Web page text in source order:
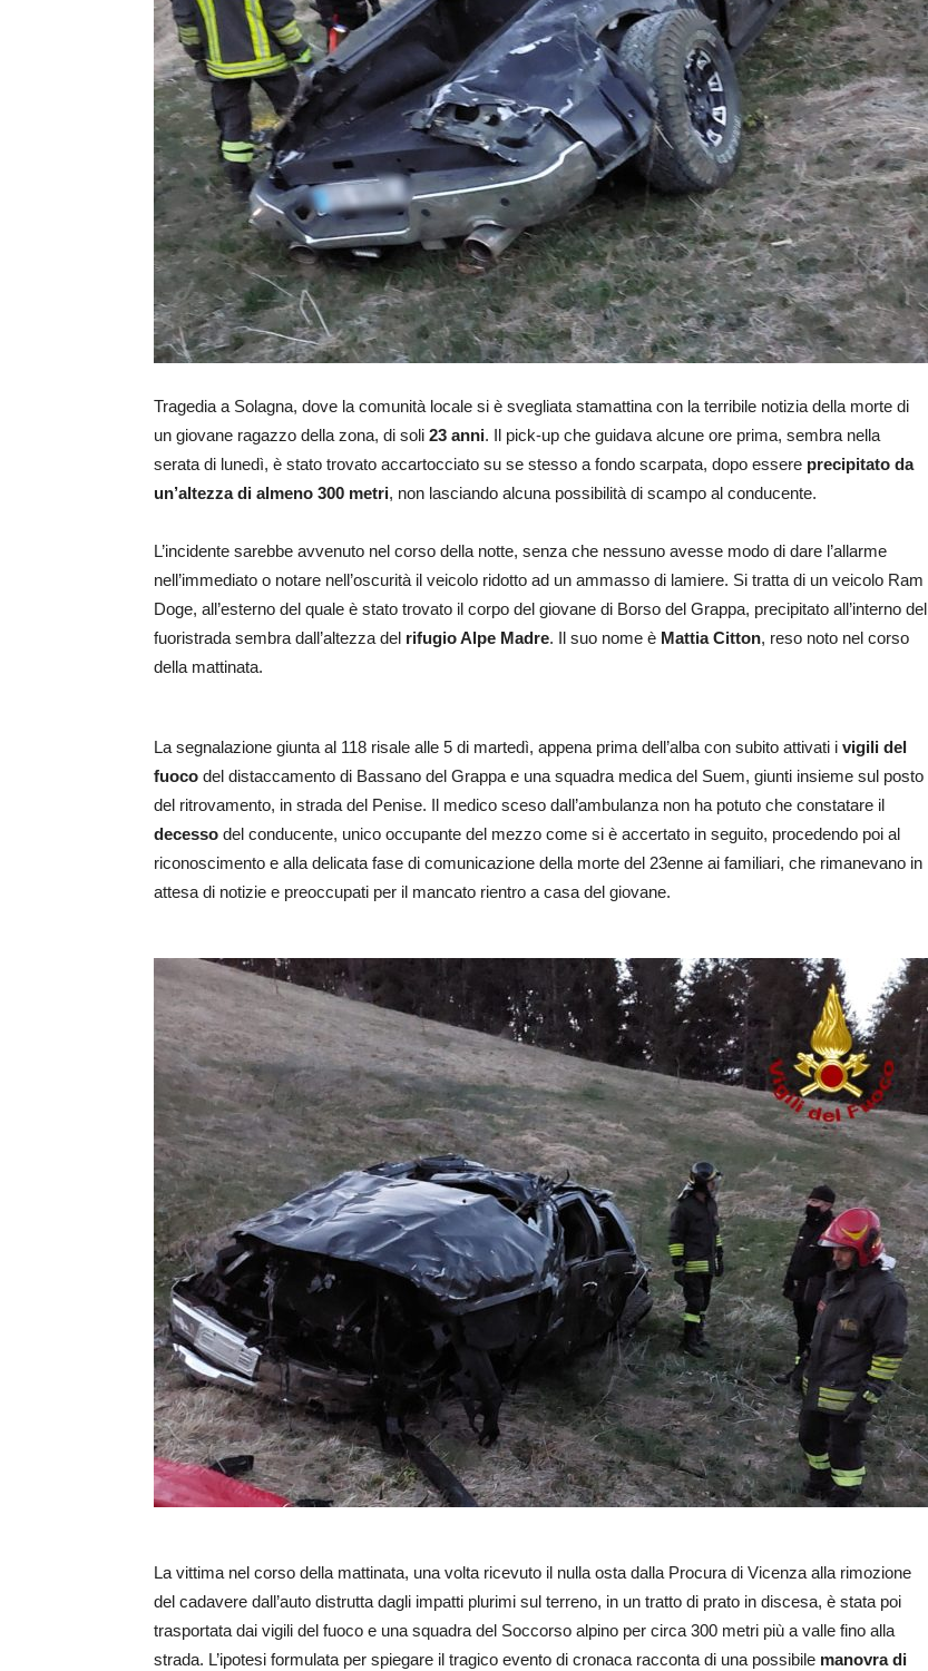
Tragedia a Solagna, dove la comunità locale si è svegliata stamattina con la terribile notizia della morte di
un giovane ragazzo della zona, di soli 23 anni. Il pick-up che guidava alcune ore prima, sembra nella
serata di lunedì, è stato trovato accartocciato su se stesso a fondo scarpata, dopo essere precipitato da
un’altezza di almeno 300 metri, non lasciando alcuna possibilità di scampo al conducente.
L’incidente sarebbe avvenuto nel corso della notte, senza che nessuno avesse modo di dare l’allarme
nell’immediato o notare nell’oscurità il veicolo ridotto ad un ammasso di lamiere. Si tratta di un veicolo Ram
Doge, all’esterno del quale è stato trovato il corpo del giovane di Borso del Grappa, precipitato all’interno del
fuoristrada sembra dall’altezza del rifugio Alpe Madre. Il suo nome è Mattia Citton, reso noto nel corso
della mattinata.
La segnalazione giunta al 118 risale alle 5 di martedì, appena prima dell’alba con subito attivati i vigili del
fuoco del distaccamento di Bassano del Grappa e una squadra medica del Suem, giunti insieme sul posto
del ritrovamento, in strada del Penise. Il medico sceso dall’ambulanza non ha potuto che constatare il
decesso del conducente, unico occupante del mezzo come si è accertato in seguito, procedendo poi al
riconoscimento e alla delicata fase di comunicazione della morte del 23enne ai familiari, che rimanevano in
attesa di notizie e preoccupati per il mancato rientro a casa del giovane.
La vittima nel corso della mattinata, una volta ricevuto il nulla osta dalla Procura di Vicenza alla rimozione
del cadavere dall’auto distrutta dagli impatti plurimi sul terreno, in un tratto di prato in discesa, è stata poi
trasportata dai vigili del fuoco e una squadra del Soccorso alpino per circa 300 metri più a valle fino alla
strada. L’ipotesi formulata per spiegare il tragico evento di cronaca racconta di una possibile manovra di